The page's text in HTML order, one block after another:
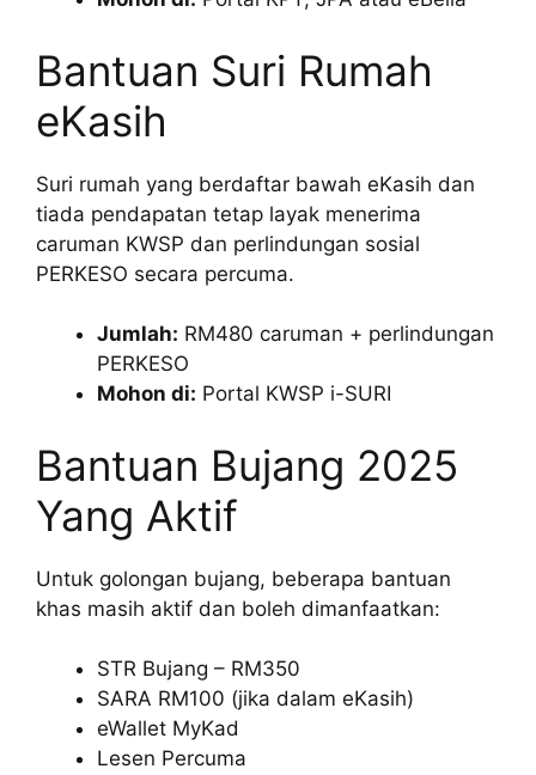
Bantuan Suri Rumah
eKasih
Suri rumah yang berdaftar bawah eKasih dan
tiada pendapatan tetap layak menerima
caruman KWSP dan perlindungan sosial
PERKESO secara percuma.
Jumlah: RM480 caruman + perlindungan
PERKESO
Mohon di: Portal KWSP i-SURI
Bantuan Bujang 2025
Yang Aktif
Untuk golongan bujang, beberapa bantuan
khas masih aktif dan boleh dimanfaatkan:
STR Bujang – RM350
SARA RM100 (jika dalam eKasih)
eWallet MyKad
Lesen Percuma